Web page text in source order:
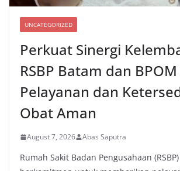
UNCATEGORIZED
Perkuat Sinergi
RSBP Batam dan
Pelayanan dan
Obat Aman
August 7, 2026 Abas Saputra
Rumah Sakit Badan Pengusahaan